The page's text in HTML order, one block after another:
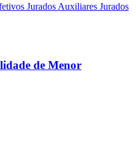
Jurados Auxiliares Jurados
de Menor